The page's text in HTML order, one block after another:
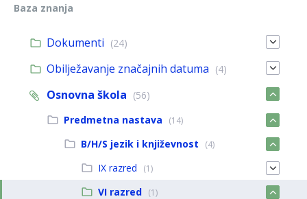
Baza znanja
Dokumenti (24)
Obilježavanje značajnih datuma (4)
Osnovna škola (56)
Predmetna nastava
(14)
B/H/S jezik i književnost (4)
IX razred (1)
VI razred (1)